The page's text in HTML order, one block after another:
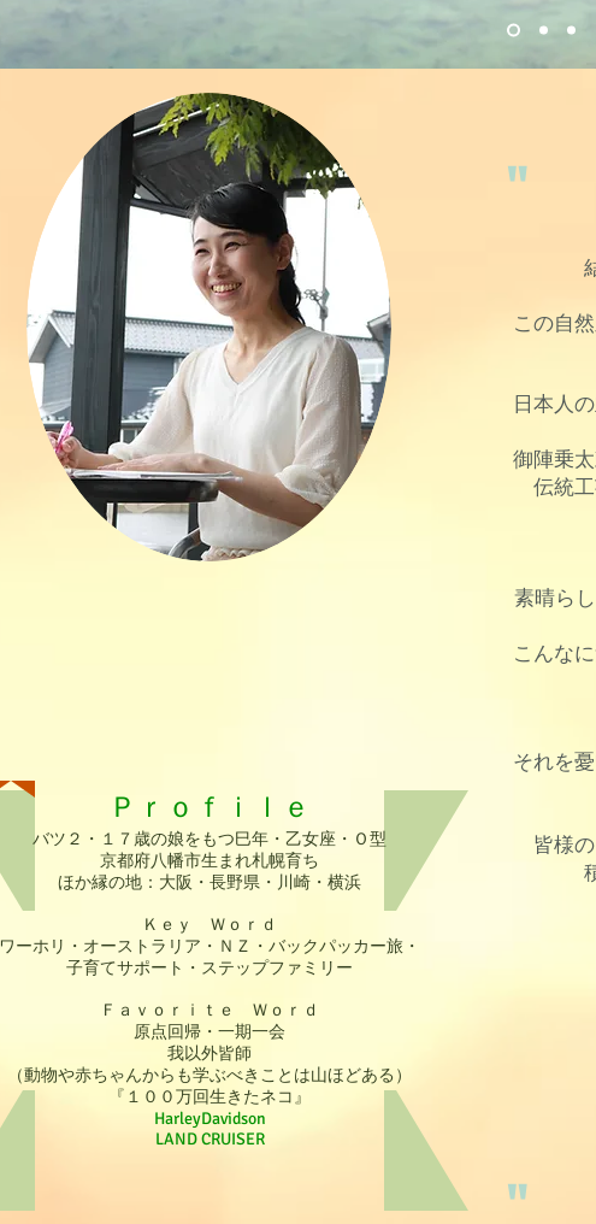
Ｐｒｏｆｉｌｅ
バツ２・１７歳の娘をもつ巳年・乙女座・ Ｏ型
京都府八幡市生まれ札幌育ち
ほか縁の地：大阪・長野県・川崎・横浜
Ｋｅｙ Ｗｏｒｄ
ワーホリ・オーストラリア・ＮＺ・バックパッカー旅・
子育てサポート・ステップファミリー
Ｆａｖｏｒｉｔｅ Ｗｏｒｄ
原点回帰・一期一会
我以外皆師
（動物や赤ちゃんからも学ぶべきことは山ほどある）
『１００万回生きたネコ』
HarleyDavidson
LAND CRUISER
"
この自
日本人
御陣乗
伝統
素晴ら
こんな
それを
皆様
"